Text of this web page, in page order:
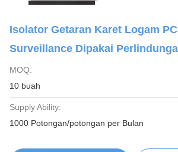
Isolator Getaran Karet Logam
Surveillance Dipakai
MOQ:
10 buah
Supply Ability:
1000 Potongan/potongan per Bulan